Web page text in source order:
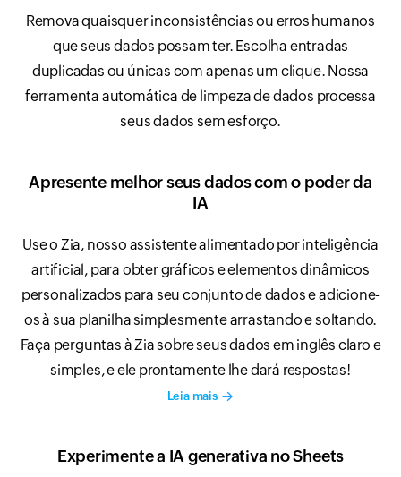
Remova quaisquer inconsistências ou erros humanos
que seus dados possam ter. Escolha entradas
duplicadas ou únicas com apenas um clique. Nossa
ferramenta automática de limpeza de dados processa
seus dados sem esforço.
Apresente melhor seus dados com o poder da
IA
Use o Zia, nosso assistente alimentado por inteligência
artificial, para obter gráficos e elementos dinâmicos
personalizados para seu conjunto de dados e adicione-
os à sua planilha simplesmente arrastando e soltando.
Faça perguntas à Zia sobre seus dados em inglês claro e
simples, e ele prontamente lhe dará respostas!
Leia mais
Experimente a IA generativa no Sheets